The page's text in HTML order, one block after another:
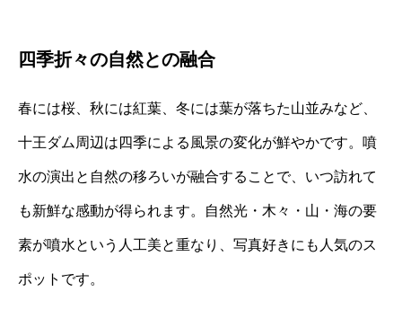
四季折々の自然との融合
春には桜、秋には紅葉、冬には葉が落ちた山並みなど、
十王ダム周辺は四季による風景の変化が鮮やかです。噴
水の演出と自然の移ろいが融合することで、いつ訪れて
も新鮮な感動が得られます。自然光・木々・山・海の要
素が噴水という人工美と重なり、写真好きにも人気のス
ポットです。